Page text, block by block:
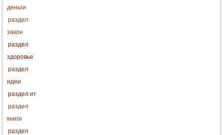
деньги
раздел
закон
раздел
здоровье
раздел
идеи
раздел ит
раздел
книги
раздел